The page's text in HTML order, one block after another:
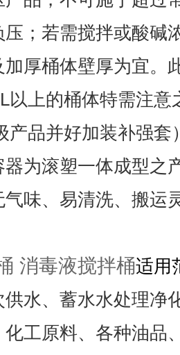
；若需搅拌或酸碱
厚桶体壁厚为宜。
以上的桶体特需注意
产品并好加装补强套
为滚塑一体成型之
味、易清洗、搬运
消毒液搅拌桶适用
水、蓄水水处理净
工原料、各种油品